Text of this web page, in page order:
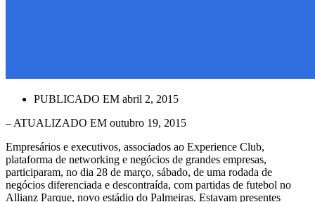
PUBLICADO EM abril 2, 2015
– ATUALIZADO EM outubro 19, 2015
Empresários e executivos, associados ao Experience Club,
plataforma de networking e negócios de grandes empresas,
participaram, no dia 28 de março, sábado, de uma rodada de
negócios diferenciada e descontraída, com partidas de futebol no
Allianz Parque, novo estádio do Palmeiras. Estavam presentes